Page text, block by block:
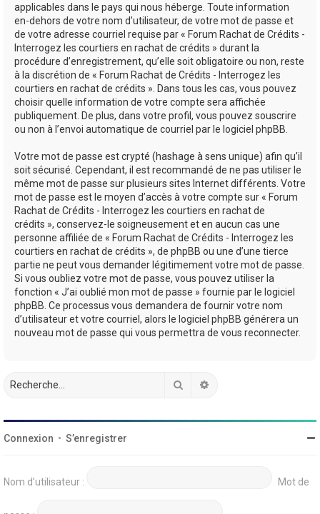
applicables dans le pays qui nous héberge. Toute information
en-dehors de votre nom d’utilisateur, de votre mot de passe et
de votre adresse courriel requise par « Forum Rachat de Crédits -
Interrogez les courtiers en rachat de crédits » durant la
procédure d’enregistrement, qu’elle soit obligatoire ou non, reste
à la discrétion de « Forum Rachat de Crédits - Interrogez les
courtiers en rachat de crédits ». Dans tous les cas, vous pouvez
choisir quelle information de votre compte sera affichée
publiquement. De plus, dans votre profil, vous pouvez souscrire
ou non à l’envoi automatique de courriel par le logiciel phpBB.
Votre mot de passe est crypté (hashage à sens unique) afin qu’il
soit sécurisé. Cependant, il est recommandé de ne pas utiliser le
même mot de passe sur plusieurs sites Internet différents. Votre
mot de passe est le moyen d’accès à votre compte sur « Forum
Rachat de Crédits - Interrogez les courtiers en rachat de
crédits », conservez-le soigneusement et en aucun cas une
personne affiliée de « Forum Rachat de Crédits - Interrogez les
courtiers en rachat de crédits », de phpBB ou une d’une tierce
partie ne peut vous demander légitimement votre mot de passe.
Si vous oubliez votre mot de passe, vous pouvez utiliser la
fonction « J’ai oublié mon mot de passe » fournie par le logiciel
phpBB. Ce processus vous demandera de fournir votre nom
d’utilisateur et votre courriel, alors le logiciel phpBB générera un
nouveau mot de passe qui vous permettra de vous reconnecter.
Rechercher
Connexion • S’enregistrer
Nom d’utilisateur : Mot de